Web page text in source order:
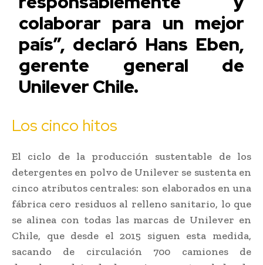
colaborar para un mejor
país”, declaró Hans Eben,
gerente general de
Unilever Chile.
Los cinco hitos
El ciclo de la producción sustentable de los
detergentes en polvo de Unilever se sustenta en
cinco atributos centrales: son elaborados en una
fábrica cero residuos al relleno sanitario, lo que
se alinea con todas las marcas de Unilever en
Chile, que desde el 2015 siguen esta medida,
sacando de circulación 700 camiones de